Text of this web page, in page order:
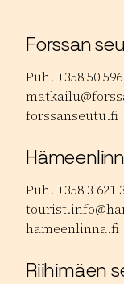
Forssan
Puh. +358 50
forssanseutu.fi
Puh. +358 3 621
hameenlinna.fi
Riihimäen